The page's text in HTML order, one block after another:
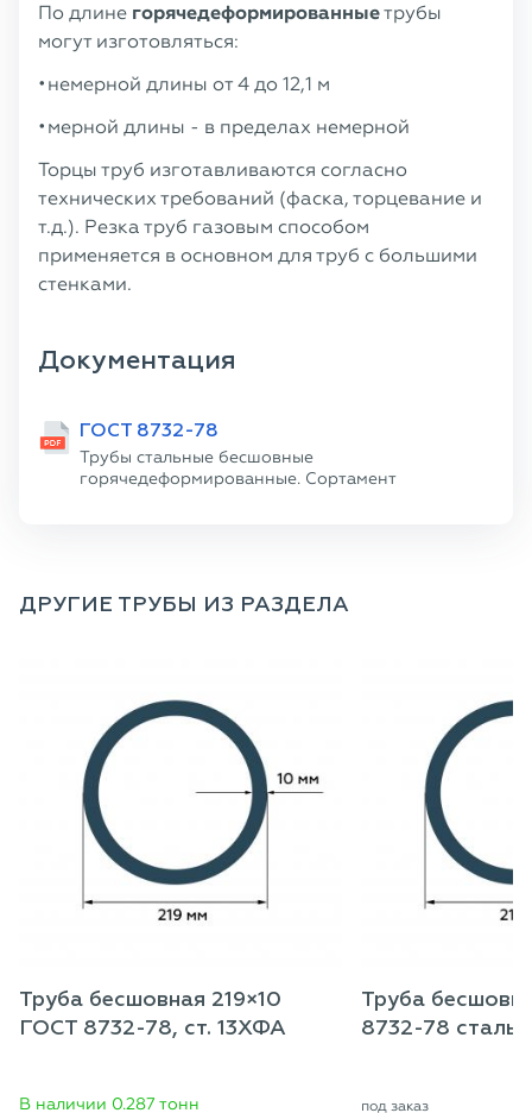
По длине горячедеформированныетрубы
могут изготовляться:
немерной длины от 4 до 12,1 м
мерной длины - в пределах немерной
Торцы труб изготавливаются согласно
технических требований (фаска, торцевание и
т.д.). Резка труб газовым способом
применяется в основном для труб с большими
стенками.
Документация
ГОСТ 8732-78
Трубы стальные бесшовные
горячедеформированные. Сортамент
ДРУГИЕ ТРУБЫ ИЗ РАЗДЕЛА
Труба бесшовная 219×10
ГОСТ 8732-78, ст. 13ХФА
В наличии 0.287 тонн
Труба
8732-78 сталь
под заказ